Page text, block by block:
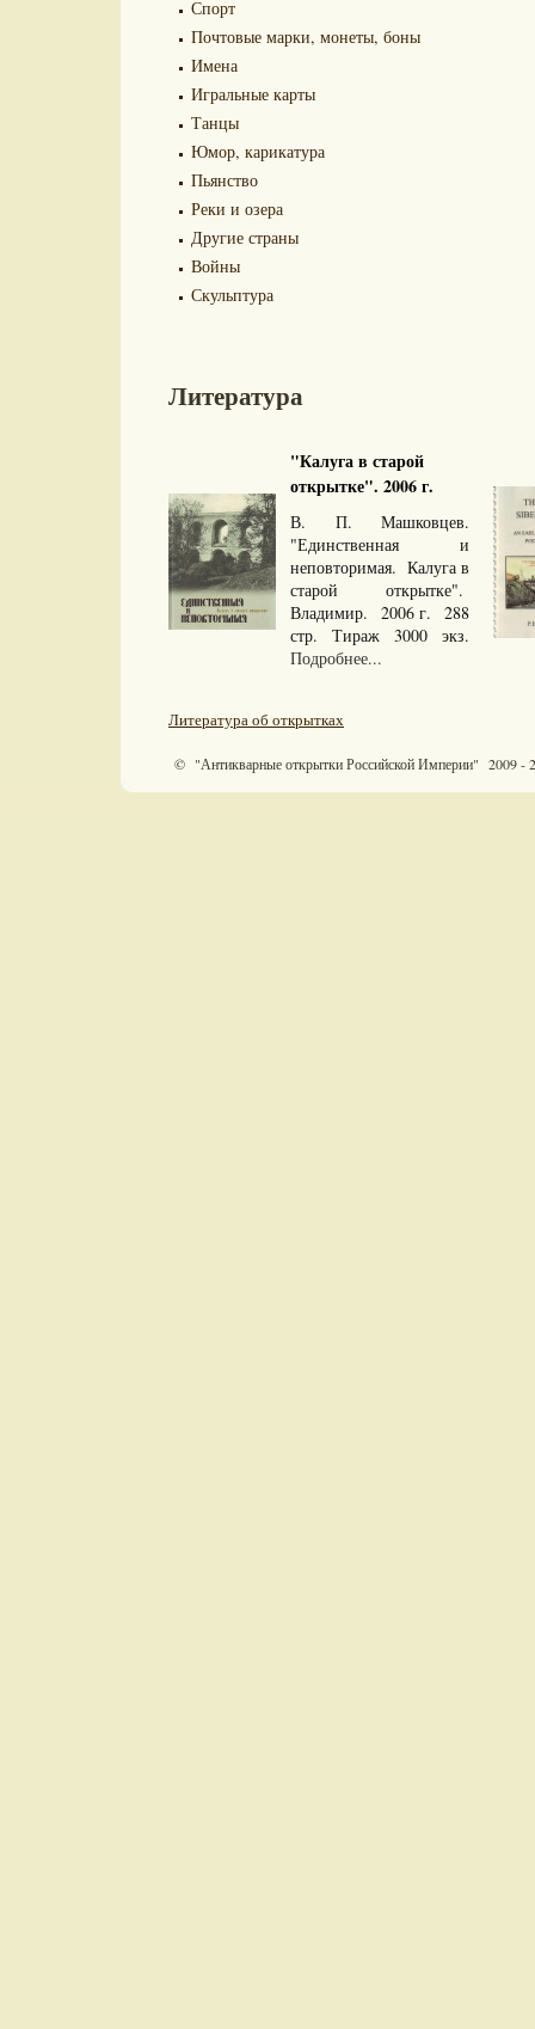
Спорт
Почтовые марки, монеты, боны
Имена
Игральные карты
Танцы
Юмор, карикатура
Пьянство
Реки и озера
Другие страны
Войны
Скульптура
Литература
"Калуга в старой
открытке". 2006 г.
В. П. Машковцев.
"Единственная и
неповторимая. Калуга в
старой открытке".
Владимир. 2006 г. 288
стр. Тираж 3000 экз.
Подробнее...
Литература об открытках
© "Антикварные открытки Российской Империи" 2009 -